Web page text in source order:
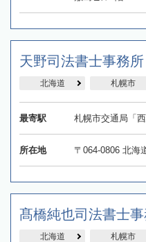
天野司法書士事務所
北海道 札幌市
最寄駅 札幌市交通局「
所在地 〒064-0806 北海
髙橋純也司法書士
北海道 札幌市